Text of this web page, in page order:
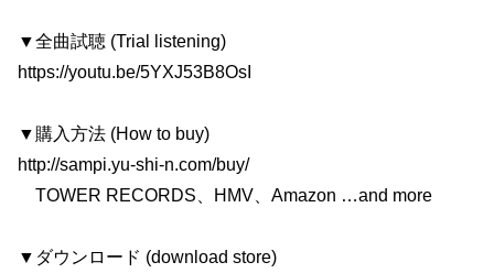
▼全曲試聴 (Trial listening)
https://youtu.be/5YXJ53B8OsI
▼購入方法 (How to buy)
http://sampi.yu-shi-n.com/buy/
TOWER RECORDS、HMV、Amazon …and more
▼ダウンロード (download store)